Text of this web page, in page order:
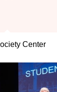
Center